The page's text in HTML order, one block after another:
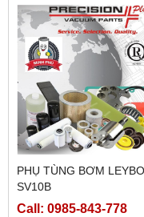
PHỤ TÙNG BƠM
SV10B
Call: 0985-843-778